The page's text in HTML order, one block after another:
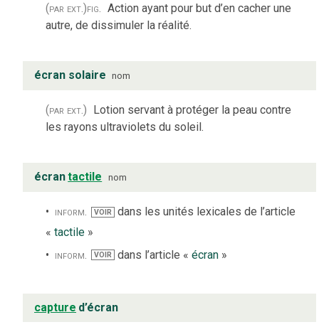
(par ext.)fig.
Action ayant pour but d’en cacher une
autre, de dissimuler la réalité.
écran solaire nom
(par ext.) Lotion servant à protéger la peau contre
les rayons ultraviolets du soleil.
écrantactile nom
inform. VOIR dans les unités lexicales de l’article
« tactile »
inform.
VOIR dans l’article « écran»
capture d’écran